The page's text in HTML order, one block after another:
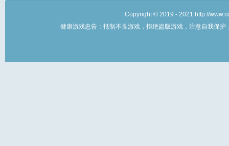
Copyright © 2019 - 2021 http://
健康游戏忠告：抵制不良游戏，拒绝盗版游戏，注意自我保